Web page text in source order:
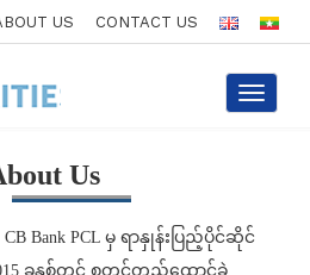
US CONTACT US
Toggle
Us
Bank PCL မှ ရာနှုန်းပြည့်ပိုင်ဆိုင်
ခုနှစ်တွင် စတင်တည်ထောင်ခဲ့